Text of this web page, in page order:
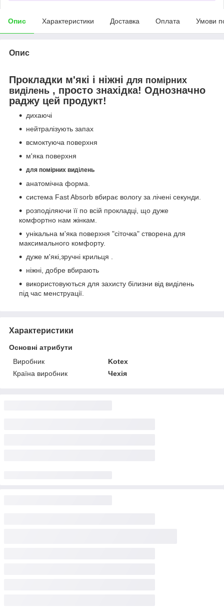
Опис Характеристики Доставка Оплата Умови
Опис
Прокладки м'які і ніжні для помірних
виділень , просто знахідка! Однозначно
раджу цей продукт!
дихаючі
нейтралізують запах
всмоктуюча поверхня
м'яка поверхня
для помірних виділень
анатомічна форма.
система Fast Absorb вбирає вологу за лічені секунди.
розподіляючи її по всій прокладці, що дуже
комфортно нам жінкам.
унікальна м'яка поверхня "сіточка" створена для
максимального комфорту.
дуже м'які,зручні крильця .
ніжні, добре вбирають
використовуються для захисту білизни від виділень
під час менструації.
Характеристики
Основні атрибути
Виробник
Kotex
Країна виробник
Чехія